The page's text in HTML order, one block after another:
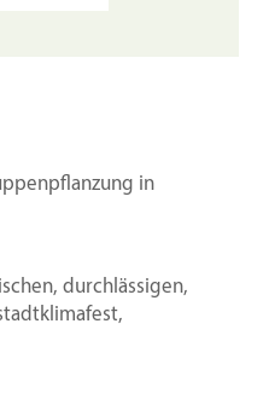
in
durchlässigen,